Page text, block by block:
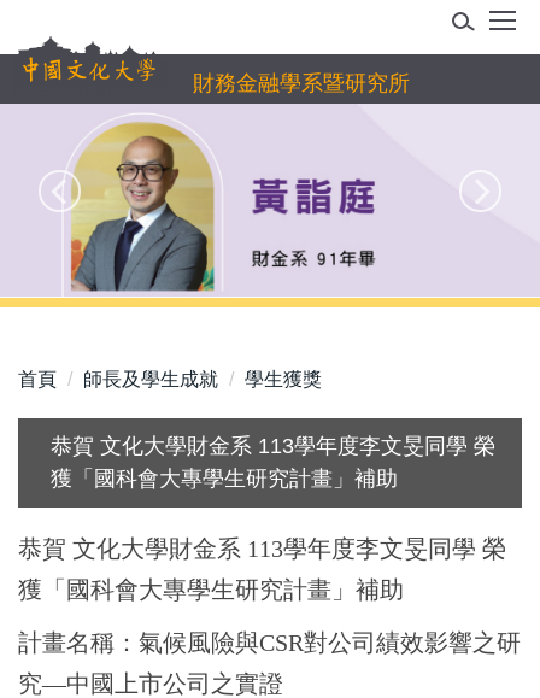
到
主
要
財務金融學系暨研究所
首頁 師長及學生成就 學生獲獎
恭賀 文化大學財金系 113學年度李文旻同學 榮
獲「國科會大專學生研究計畫」補助
恭賀 文化大學財金系 113學年度李文旻同學 榮
獲「國科會大專學生研究計畫」補助
計畫名稱：氣候風險與CSR對公司績效影響之研
究—中國上市公司之實證